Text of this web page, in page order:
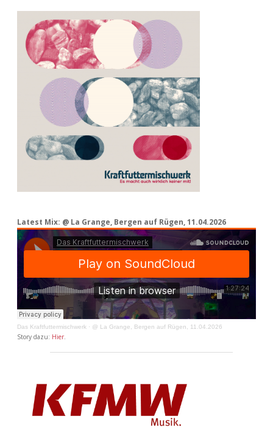
Latest Mix: @ La Grange, Bergen auf Rügen, 11.04.2026
Das Kraftfuttermischwerk · @ La Grange, Bergen auf Rügen, 11.04.2026
Story dazu: Hier.